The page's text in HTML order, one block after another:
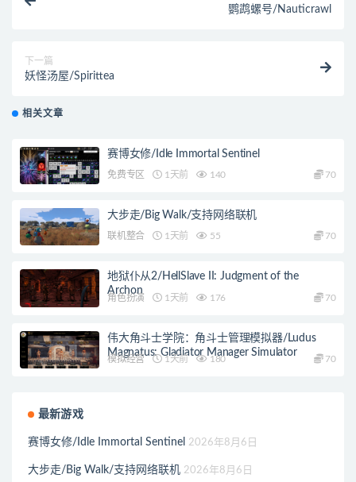
鹦鹉螺号/Nauticrawl
下一篇
妖怪汤屋/Spirittea
相关文章
赛博女修/Idle Immortal Sentinel
免费专区 1天前 140 70
大步走/Big Walk/支持网络联机
联机整合 1天前 55 70
地狱仆从2/HellSlave II: Judgment of the
Archon
角色扮演 1天前 176 70
伟大角斗士学院：角斗士管理模拟器/Ludus
Magnatus: Gladiator Manager Simulator
模拟经营 1天前 180 70
最新游戏
赛博女修/Idle Immortal Sentinel 2026年8月6日
大步走/Big Walk/支持网络联机 2026年8月6日